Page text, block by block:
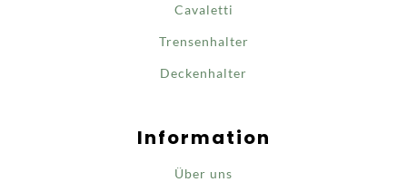
Cavaletti
Trensenhalter
Deckenhalter
Information
Über uns